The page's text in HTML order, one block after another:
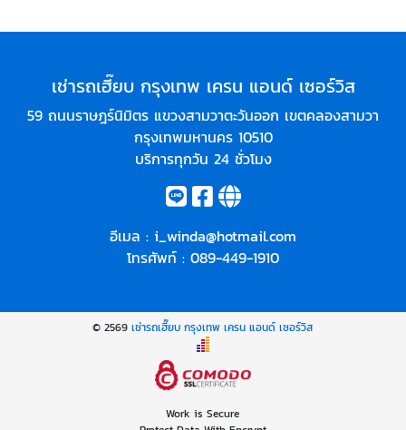
เช่ารถเฮี๊ยบ กรุงเทพ เครน แอนด์ เซอร์วิส
59 ถนนราษฎร์นิมิตร แขวงสามวาตะวันออก เขตคลองสามวา
กรุงเทพมหานคร 10510
บริการทุกวัน 24 ชั่วโมง
อีเมล : i_winda@hotmail.com
โทรศัพท์ : 089-449-1910
© 2569เช่ารถเฮี๊ยบ กรุงเทพ เครน แอนด์ เซอร์วิส
Work is Secure